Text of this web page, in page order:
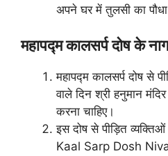
अपने घर में तुलसी का पौधा
महापद्म कालसर्प दोष के
महापद्म कालसर्प दोष से
वाले दिन श्री हनुमान
करना चाहिए।
इस दोष से पीड़ित
Kaal Sarp Dosh